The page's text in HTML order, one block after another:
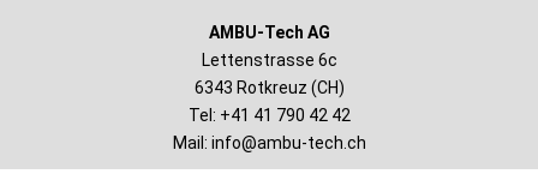
AMBU-Tech AG
Lettenstrasse 6c
6343 Rotkreuz (CH)
Tel: +41 41 790 42 42
Mail: info@ambu-tech.ch